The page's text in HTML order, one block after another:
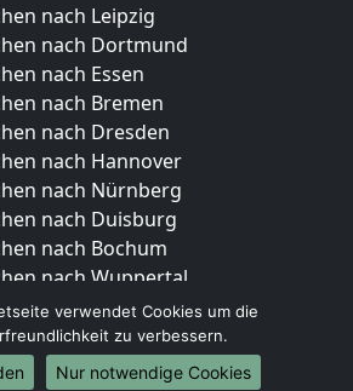
nach Leipzig
nach Dortmund
nach Essen
nach Bremen
nach Dresden
nach Hannover
nach Nürnberg
nach Duisburg
nach Bochum
nach Wuppertal
nach Bielefeld
nach Bonn
nach Münster
verwendet Cookies um die
zu verbessern.
Nur notwendige Cookies